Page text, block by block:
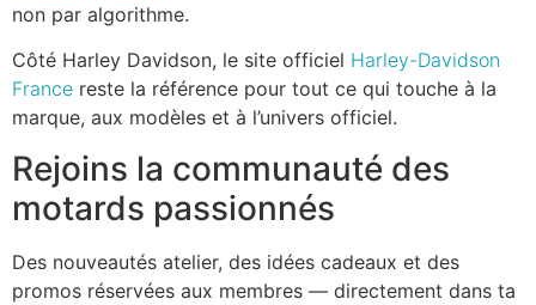
non par algorithme.
Côté Harley Davidson, le site officiel Harley-Davidson
France reste la référence pour tout ce qui touche à la
marque, aux modèles et à l’univers officiel.
Rejoins la communauté des
motards passionnés
Des nouveautés atelier, des idées cadeaux et des
promos réservées aux membres — directement dans ta